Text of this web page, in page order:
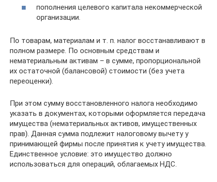
пополнения целевого капитала некоммерческой
организации.
По товарам, материалам и т. п. налог восстанавливают в
полном размере. По основным средствам и
нематериальным активам – в сумме, пропорциональной
их остаточной (балансовой) стоимости (без учета
переоценки).
При этом сумму восстановленного налога необходимо
указать в документах, которыми оформляется передача
имущества (нематериальных активов, имущественных
прав). Данная сумма подлежит налоговому вычету у
принимающей фирмы после принятия к учету имущества.
Единственное условие: это имущество должно
использоваться для операций, облагаемых НДС.